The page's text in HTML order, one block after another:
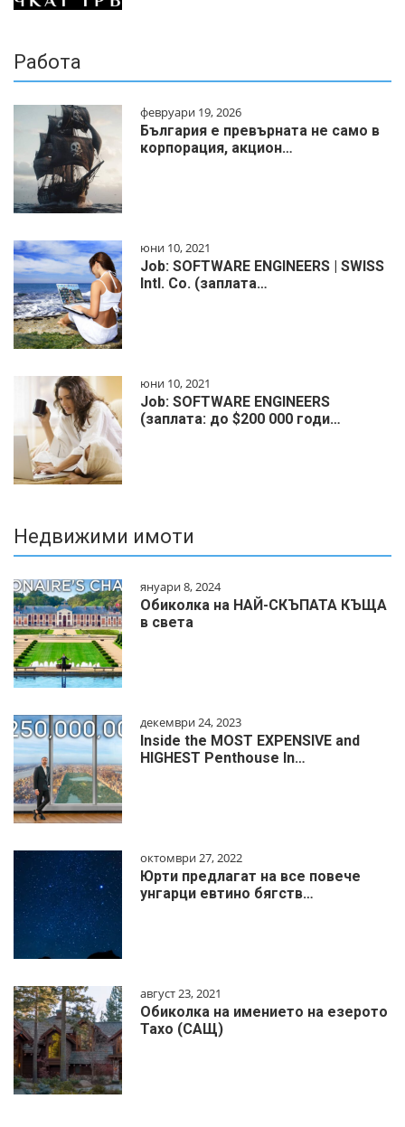
Работа
февруари 19, 2026
България е превърната не само в
корпорация, акцион…
юни 10, 2021
Job: SOFTWARE ENGINEERS | SWISS
Intl. Co. (заплата…
юни 10, 2021
Job: SOFTWARE ENGINEERS
(заплата: до $200 000 годи…
Недвижими имоти
януари 8, 2024
Обиколка на НАЙ-СКЪПАТА КЪЩА
в света
декември 24, 2023
Inside the MOST EXPENSIVE and
HIGHEST Penthouse In…
октомври 27, 2022
Юрти предлагат на все повече
унгарци евтино бягств…
август 23, 2021
Обиколка на имението на езерото
Тахо (САЩ)